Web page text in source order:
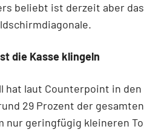
beliebt ist derzeit aber
die Kasse klingeln
hat laut Counterpoint in
29 Prozent der
nur geringfügig kleineren